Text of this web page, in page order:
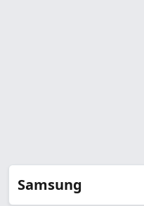
Samsung